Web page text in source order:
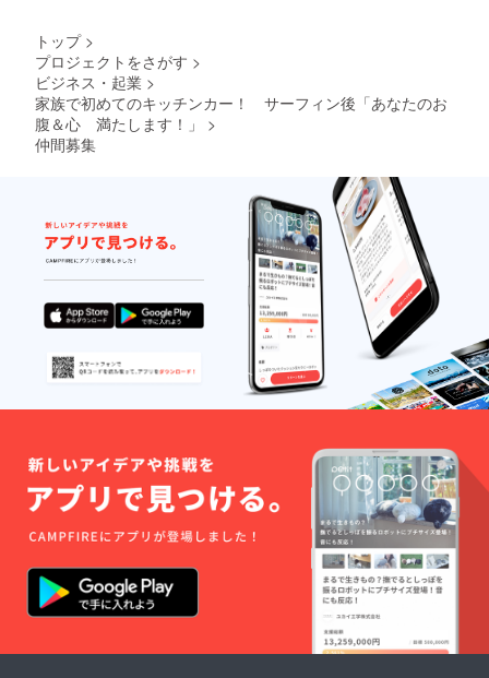
トップ >
プロジェクトをさがす >
ビジネス・起業 >
家族で初めてのキッチンカー！ サーフィン後「あなたのお
腹＆心 満たします！」
>
仲間募集